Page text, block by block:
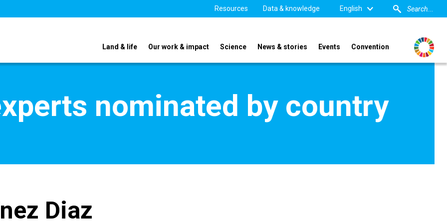
Resources Data & knowledge English
Land & life Our work & impact Science News & stories Events Convention
nominated by country
Diaz